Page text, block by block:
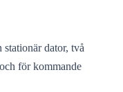
dator, två
för kommande